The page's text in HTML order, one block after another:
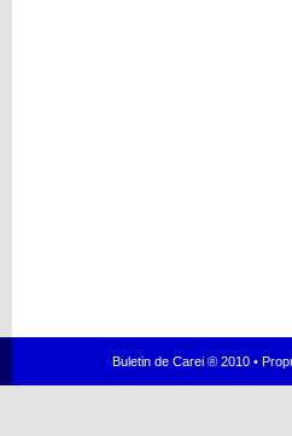
Buletin de Carei ® 2010 •